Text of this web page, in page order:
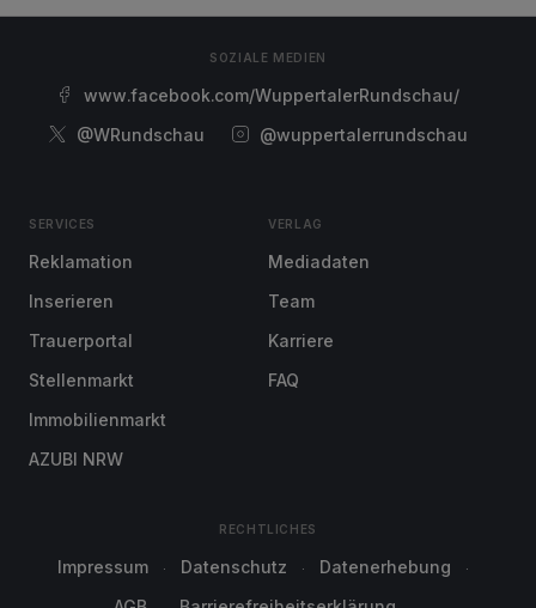
SOZIALE MEDIEN
www.facebook.com/WuppertalerRundschau/
@WRundschau
@wuppertalerrundschau
SERVICES
Reklamation
Inserieren
Trauerportal
Stellenmarkt
Immobilienmarkt
AZUBI NRW
VERLAG
Mediadaten
Team
Karriere
FAQ
RECHTLICHES
Impressum Datenschutz
Datenerhebung